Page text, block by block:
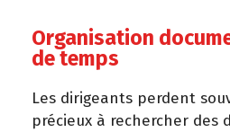
Organisation
de temps
Les dirigeants perdent
précieux à rechercher des